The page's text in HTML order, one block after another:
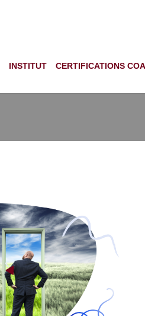
INSTITUT CERTIFICATIONS